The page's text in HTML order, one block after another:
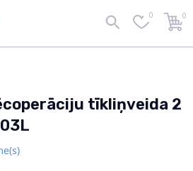
0 0
tīkliņveida 2